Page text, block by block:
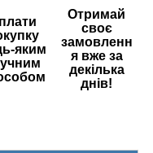
яким
Отримай
своє
замовленн
я вже за
декілька
днів!